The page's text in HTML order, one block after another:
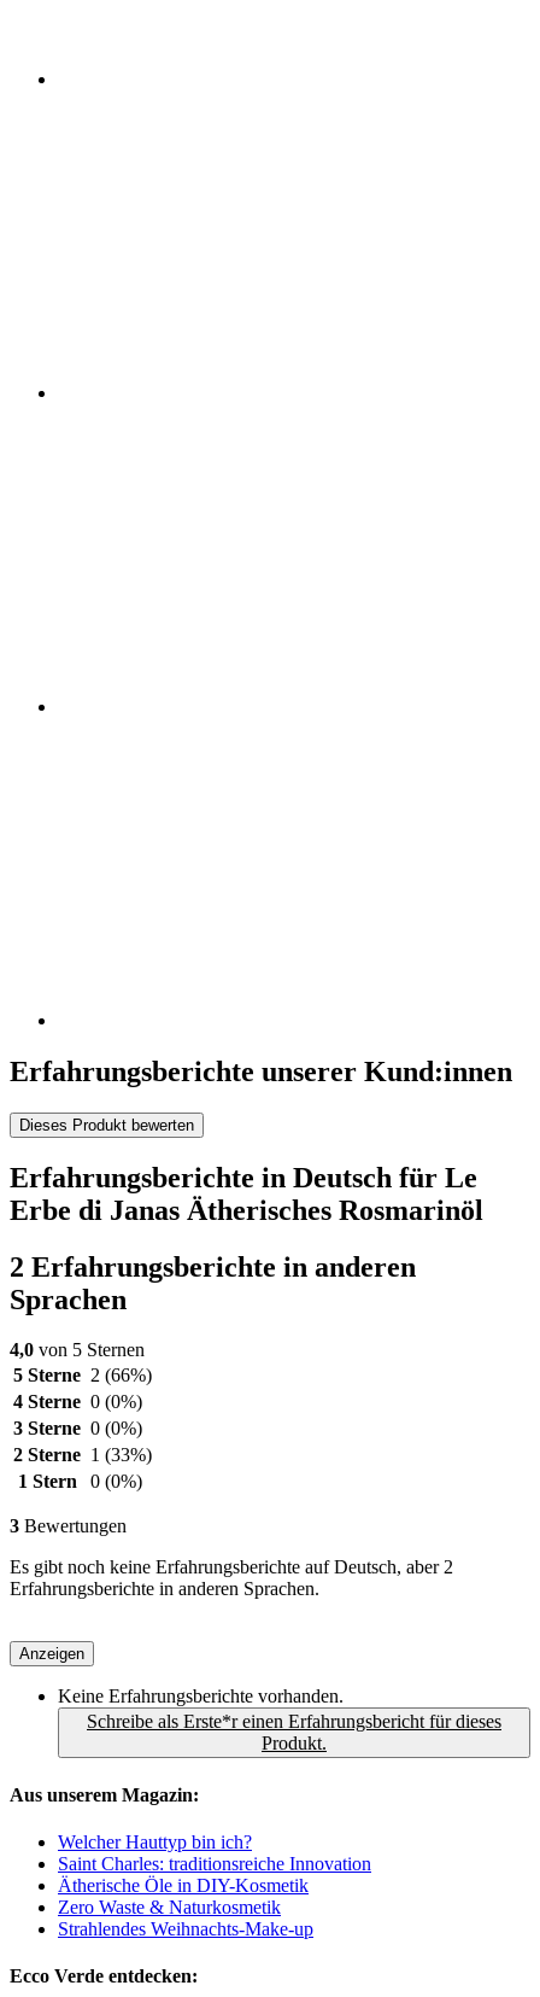
Erfahrungsberichte unserer Kund:innen
Dieses Produkt bewerten
Erfahrungsberichte in Deutsch für Le
Erbe di Janas Ätherisches Rosmarinöl
2 Erfahrungsberichte in anderen
Sprachen
4,0 von 5 Sternen
5 Sterne 2 (66%)
4 Sterne 0 (0%)
3 Sterne 0 (0%)
2 Sterne 1 (33%)
1 Stern
0 (0%)
3 Bewertungen
Es gibt noch keine Erfahrungsberichte auf Deutsch, aber 2
Erfahrungsberichte in anderen Sprachen.
Anzeigen
Keine Erfahrungsberichte vorhanden.
Schreibe als Erste*r einen Erfahrungsbericht für dieses
Produkt.
Aus unserem Magazin:
Welcher Hauttyp bin ich?
Saint Charles: traditionsreiche Innovation
Ätherische Öle in DIY-Kosmetik
Zero Waste & Naturkosmetik
Strahlendes Weihnachts-Make-up
Ecco Verde entdecken: